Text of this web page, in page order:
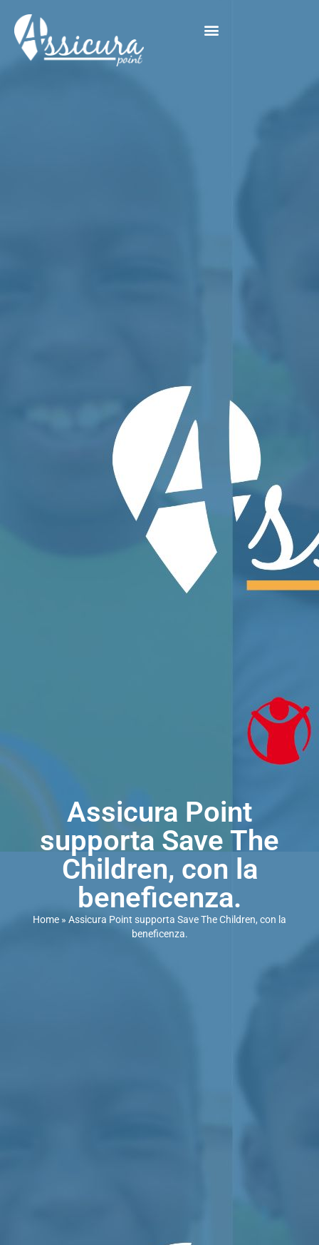
Assicura Point
supporta Save The
Children, con la
beneficenza.
Home » Assicura Point supporta Save The Children, con la
beneficenza.